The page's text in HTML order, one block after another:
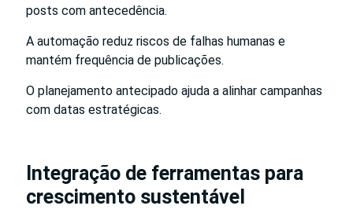
posts com antecedência.
A automação reduz riscos de falhas humanas e
mantém frequência de publicações.
O planejamento antecipado ajuda a alinhar campanhas
com datas estratégicas.
Integração de ferramentas para
crescimento sustentável